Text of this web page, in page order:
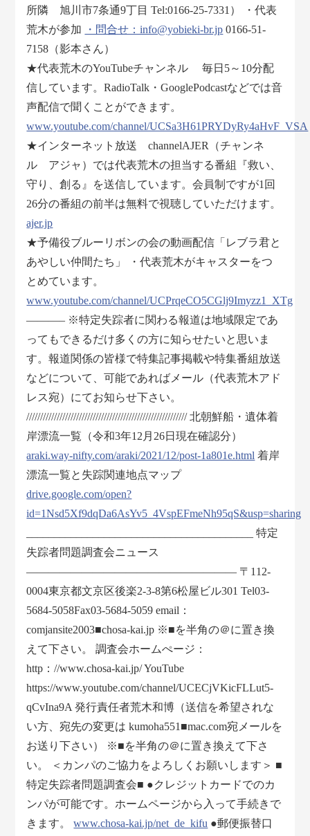
所隣 旭川市7条通9丁目 Tel:0166-25-7331） ・代表
荒木が参加
・問合せ：info@yobieki-br.jp 0166-51-
7158（影本さん）
★代表荒木のYouTubeチャンネル 毎日5～10分配
信しています。RadioTalk・GooglePodcastなどでは音
声配信で聞くことができます。
www.youtube.com/channel/UCSa3H61PRYDyRy4aHvF_VSA
★インターネット放送 channelAJER（チャンネ
ル アジャ）では代表荒木の担当する番組『救い、
守り、創る』を送信しています。会員制ですが1回
26分の番組の前半は無料で視聴していただけます。
ajer.jp
★予備役ブルーリボンの会の動画配信「レブラ君と
あやしい仲間たち」 ・代表荒木がキャスターをつ
とめています。
www.youtube.com/channel/UCPrqeCO5CGlj9Imyzz1_XTg
———– ※特定失踪者に関わる報道は地域限定であ
ってもできるだけ多くの方に知らせたいと思いま
す。報道関係の皆様で特集記事掲載や特集番組放送
などについて、可能であればメール（代表荒木アド
レス宛）にてお知らせ下さい。
////////////////////////////////////////////////////////// 北朝鮮船・遺体着
岸漂流一覧（令和3年12月26日現在確認分）
araki.way-nifty.com/araki/2021/12/post-1a801e.html 着岸
漂流一覧と失踪関連地点マップ
drive.google.com/open?
id=1Nsd5Xf9dqDa6AsYv5_4VspEFmeNh95qS&usp=sharing
_________________________________________ 特定
失踪者問題調査会ニュース
——————————————————— 〒112-
0004東京都文京区後楽2-3-8第6松屋ビル301 Tel03-
5684-5058Fax03-5684-5059 email：
comjansite2003■chosa-kai.jp ※■を半角の＠に置き換
えて下さい。 調査会ホームぺージ：
http：//www.chosa-kai.jp/ YouTube
https://www.youtube.com/channel/UCECjVKicFLLut5-
qCvIna9A 発行責任者荒木和博（送信を希望されな
い方、宛先の変更は kumoha551■mac.com宛メールを
お送り下さい） ※■を半角の＠に置き換えて下さ
い。 ＜カンパのご協力をよろしくお願いします＞ ■
特定失踪者問題調査会■ ●クレジットカードでのカ
ンパが可能です。ホームページから入って手続きで
きます。www.chosa-kai.jp/net_de_kifu ●郵便振替口